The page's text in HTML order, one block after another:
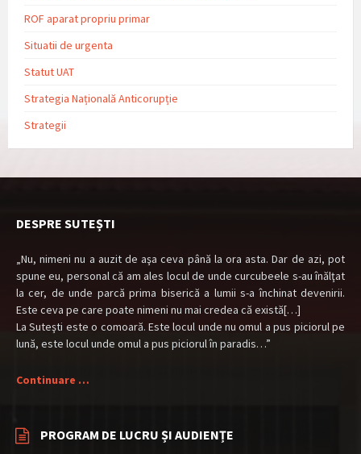
ROF aparat propriu primar
Situatii de urgenta
Statut UAT
Strategia Națională Anticorupție
Strategii
DESPRE SUTEȘTI
„Nu, nimeni nu a auzit de aşa ceva până la ora asta. Dar de azi, pot
spune eu, personal că am ales locul de unde curcubeele s-au înălţat
la cer, de unde parcă prima biserică a lumii s-a închinat devenirii.
Este ceva pe care poate nimeni nu mai credea că există[…]
La Suteşti este o comoară. Este locul unde nu omul a pus piciorul pe
lună, este locul unde omul a pus piciorul în paradis…”
Continuare …
PROGRAM DE LUCRU ȘI AUDIENȚE